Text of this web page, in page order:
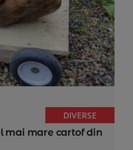
DIVERSE
mai mare cartof din